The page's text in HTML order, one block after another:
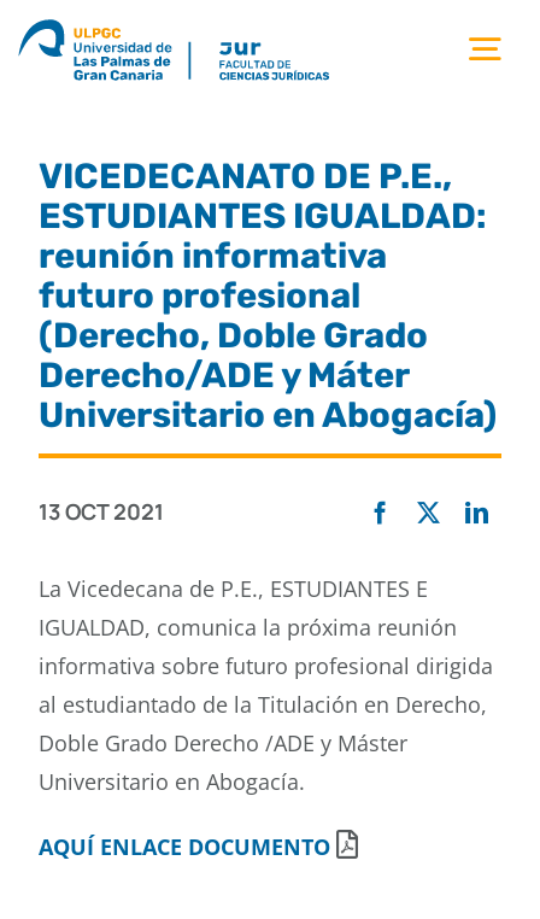
Saltar
titulaciones
estudiantes
calidad
Buscar
VICEDECANATO DE P.E.,
ESTUDIANTES IGUALDAD:
reunión informativa
futuro profesional
(Derecho, Doble Grado
Derecho/ADE y Máter
Universitario en Abogacía)
13 OCT 2021
La Vicedecana de P.E., ESTUDIANTES E
IGUALDAD, comunica la próxima reunión
informativa sobre futuro profesional dirigida
al estudiantado de la Titulación en Derecho,
Doble Grado Derecho /ADE y Máster
Universitario en Abogacía.
AQUÍ ENLACE DOCUMENTO